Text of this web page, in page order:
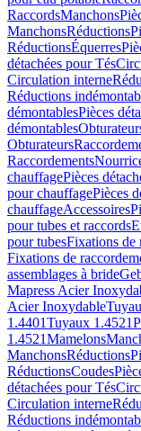
RaccordsManchons
ManchonsRéductions
RéductionsÉquerres
détachées pour Tés
Circulation interne
Réductions
démontablesPièces
démontables
Obturateurs
Raccordements
chauffagePièces
pour chauffagePièces
chauffageAccessoires
pour tubes et raccords
pour tubesFixations de
Fixations de
assemblages à bride
Mapress Acier
Acier Inoxydable
1.4401Tuyaux 1.4521
1.4521Mamelons
ManchonsRéductions
RéductionsCoudes
détachées pour Tés
Circulation interne
Réductions